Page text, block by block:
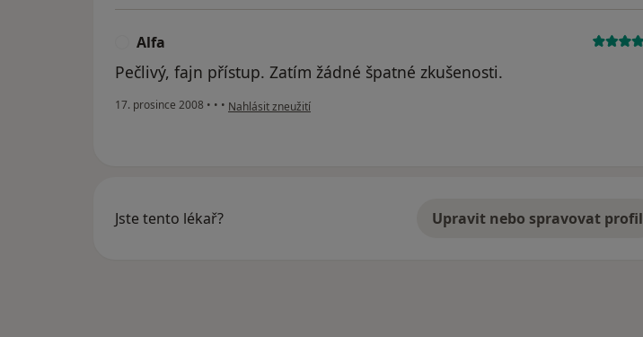
Alfa
Pečlivý, fajn přístup. Zatím žádné špatné zkušenosti.
17. prosince 2008 • • • podle názoru uživatele Alfa
Nahlásit zneužití
Jste tento lékař? Upravit nebo spravovat profil